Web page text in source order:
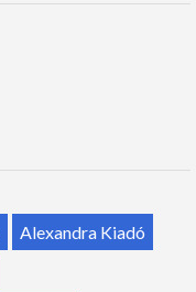
Alexandra Kiadó